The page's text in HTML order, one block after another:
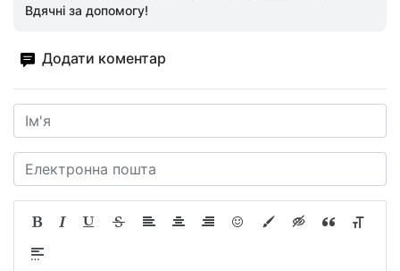
Вдячні за допомогу!
Додати коментар